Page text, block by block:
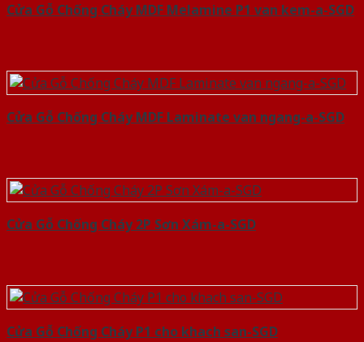
Cửa Gỗ Chống Cháy MDF Melamine P1 van kem-a-SGD
Cửa Gỗ Chống Cháy MDF Laminate van ngang-a-SGD
Cửa Gỗ Chống Cháy 2P Sơn Xám-a-SGD
Cửa Gỗ Chống Cháy P1 cho khach san-SGD